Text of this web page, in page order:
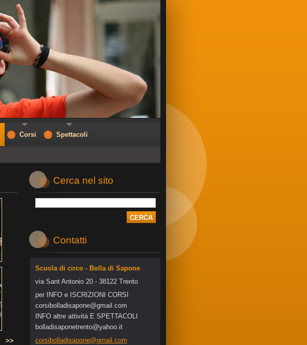
>>
Cerca nel sito
Contatti
Scuola di circo - Bolla di Sapone
via Sant Antonio 20 - 38122 Trento
per INFO e ISCRIZIONI CORSI
corsibol ladisapone@gmail .com
INFO altre attività E SPETTACOLI
bolladisaponetrento@yahoo.it
corsibolladisapone@gmail.com
Corsi Spettacoli